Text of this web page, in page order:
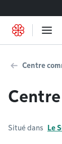
Centre
Situé dans Le